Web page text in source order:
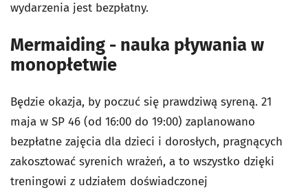
wydarzenia jest bezpłatny.
Mermaiding - nauka pływania w
monopłetwie
Będzie okazja, by poczuć się prawdziwą syreną. 21
maja w SP 46 (od 16:00 do 19:00) zaplanowano
bezpłatne zajęcia dla dzieci i dorosłych, pragnących
zakosztować syrenich wrażeń, a to wszystko dzięki
treningowi z udziałem doświadczonej